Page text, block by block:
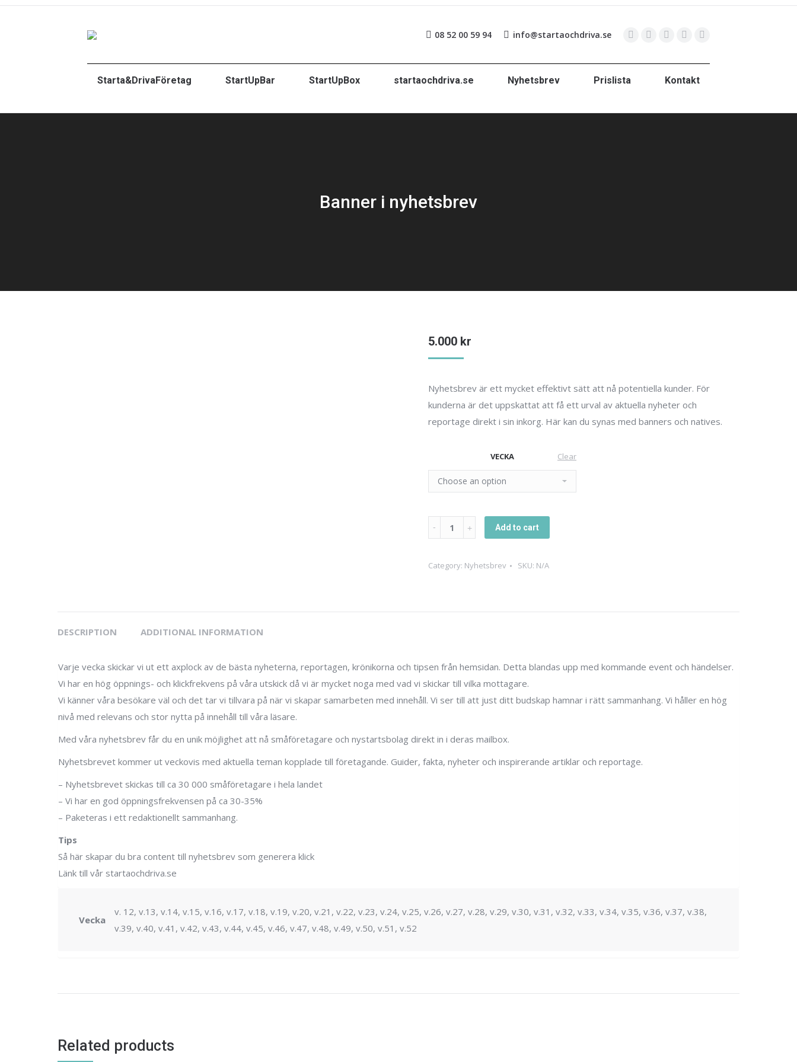
08 52 00 59 94 info@startaochdriva.se
Starta&DrivaFöretag StartUpBar StartUpBox startaochdriva.se Nyhetsbrev Prislista Kontakt
Banner i nyhetsbrev
5.000 kr
Nyhetsbrev är ett mycket effektivt sätt att nå potentiella kunder. För
kunderna är det uppskattat att få ett urval av aktuella nyheter och
reportage direkt i sin inkorg. Här kan du synas med banners och natives.
VECKA Clear
Banner
i
quantity
Add to cart
Category: Nyhetsbrev SKU: N/A
DESCRIPTION ADDITIONAL INFORMATION
Varje vecka skickar vi ut ett axplock av de bästa nyheterna, reportagen, krönikorna och tipsen från hemsidan. Detta blandas upp med kommande event och händelser.
Vi har en hög öppnings- och klickfrekvens på våra utskick då vi är mycket noga med vad vi skickar till vilka mottagare.
Vi känner våra besökare väl och det tar vi tillvara på när vi skapar samarbeten med innehåll. Vi ser till att just ditt budskap hamnar i rätt sammanhang. Vi håller en hög
nivå med relevans och stor nytta på innehåll till våra läsare.
Med våra nyhetsbrev får du en unik möjlighet att nå småföretagare och nystartsbolag direkt in i deras mailbox.
Nyhetsbrevet kommer ut veckovis med aktuella teman kopplade till företagande. Guider, fakta, nyheter och inspirerande artiklar och reportage.
– Nyhetsbrevet skickas till ca 30 000 småföretagare i hela landet
– Vi har en god öppningsfrekvensen på ca 30-35%
– Paketeras i ett redaktionellt sammanhang.
Tips
Så här skapar du bra content till nyhetsbrev som generera klick
Länk till vår startaochdriva.se
Vecka
v. 12, v.13, v.14, v.15, v.16, v.17, v.18, v.19, v.20, v.21, v.22, v.23, v.24, v.25, v.26, v.27, v.28, v.29, v.30, v.31, v.32, v.33, v.34, v.35, v.36, v.37, v.38,
v.39, v.40, v.41, v.42, v.43, v.44, v.45, v.46, v.47, v.48, v.49, v.50, v.51, v.52
Related products